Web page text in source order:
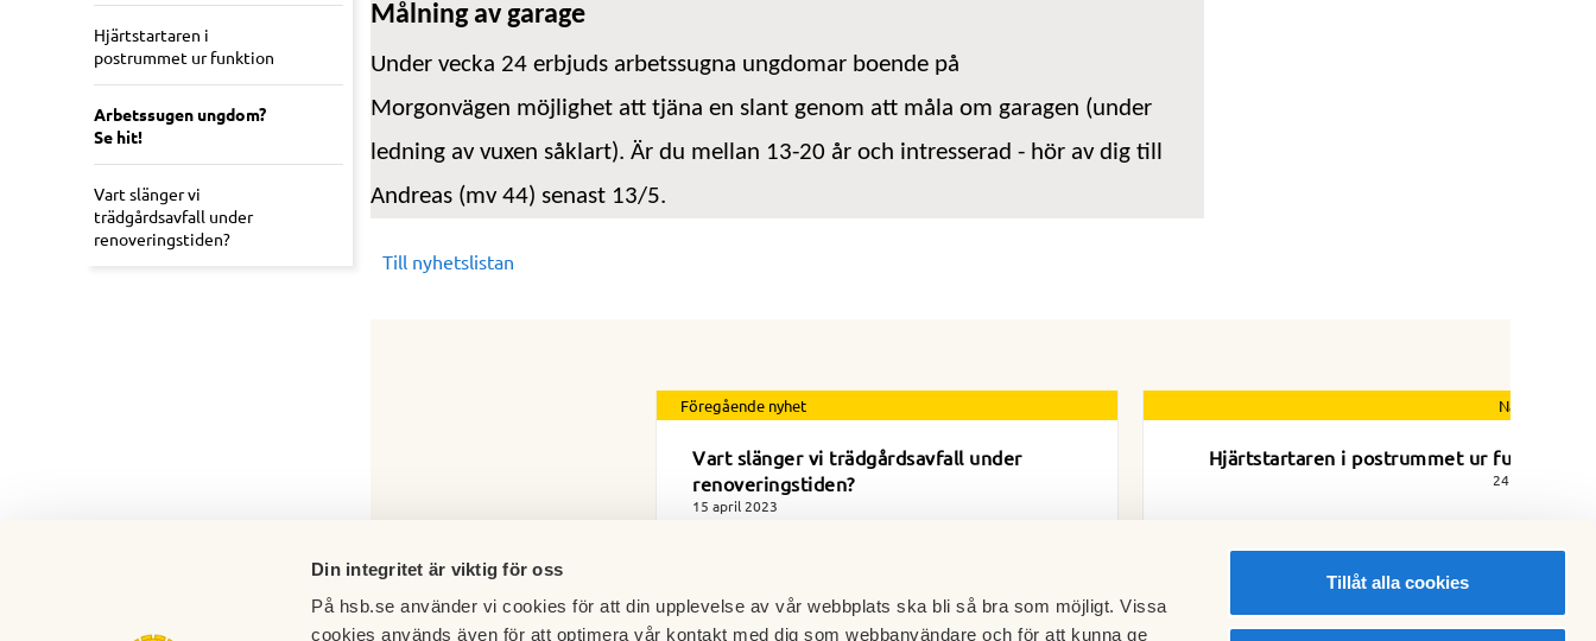
Din integritet är viktig för oss
På hsb.se använder vi cookies för att din upplevelse av vår webbplats ska bli så bra som möjligt. Vissa
cookies används även för att optimera vår kontakt med dig som webbanvändare och för att kunna ge
Tillåt alla cookies
Hjärtstartaren i
postrummet ur funktion
Arbetssugen ungdom?
Se hit!
Vart slänger vi
trädgårdsavfall under
renoveringstiden?
Målning av garage
Under vecka 24 erbjuds arbetssugna ungdomar boende på
Morgonvägen möjlighet att tjäna en slant genom att måla om garagen (under
ledning avvuxen såklart). Är du mellan 13-20 år och intresserad - hör av dig till
Andreas (mv 44) senast 13/5.
Till nyhetslistan
Föregående nyhet
Vart slänger vi trädgårdsavfall under
renoveringstiden?
15 april 2023
Nästa nyhet
Hjärtstartaren i postrummet ur funktion
24 juli 2023